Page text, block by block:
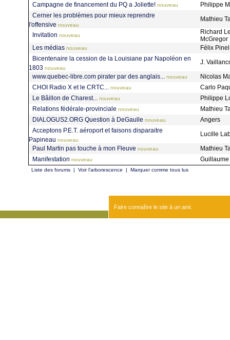
Campagne de financement du PQ a Joliette! nouveau
Philippe
Cerner les problèmes pour mieux reprendre
l'offensive nouveau
Mathieu
Invitation nouveau
Richard
McGregor
Les médias nouveau
Félix
Bicentenaire la cession de la Louisiane par Napoléon en
1803 nouveau
J.
www.quebec-libre.com pirater par des anglais...
nouveau
Nicolas
CHOI Radio X et le CRTC...
nouveau
Carlo
Le Bâillon de Charest...
nouveau
Philippe
Relations fédérale-provinciale nouveau
Mathieu
DIALOGUS2.ORG Question à DeGaulle nouveau
Angers
Acceptons P.E.T. aéroport et faisons disparaitre
Papineau nouveau
Lucille
Paul Martin pas touche à mon Fleuve nouveau
Mathieu
Manifestation nouveau
Liste des forums | Voir l'arborescence | Marquer comme tous lus
Faire connaître le site à un ami.